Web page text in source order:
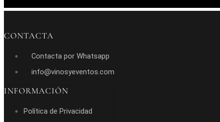
CONTACTA
Contacta por Whatsapp
info@vinosyeventos.com
INFORMACIÓN
Política de Privacidad